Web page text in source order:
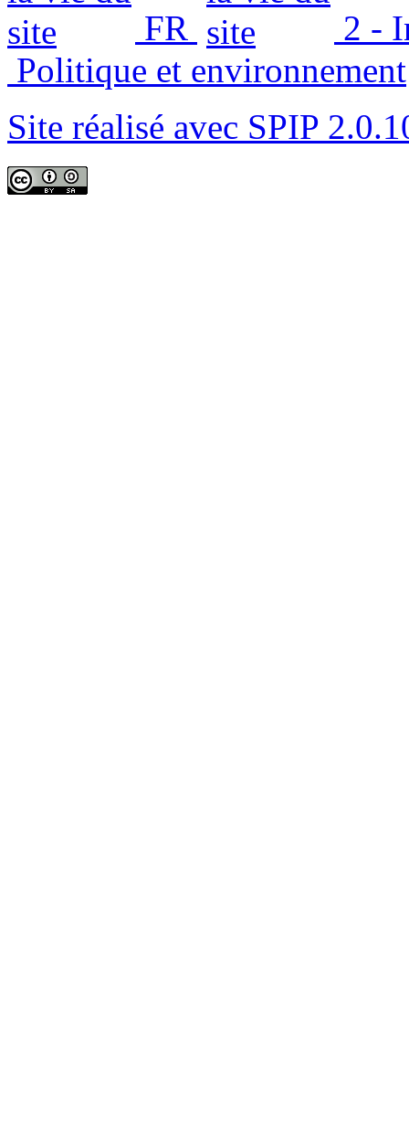
FR
2 -
Politique et environnement
Site réalisé avec SPIP